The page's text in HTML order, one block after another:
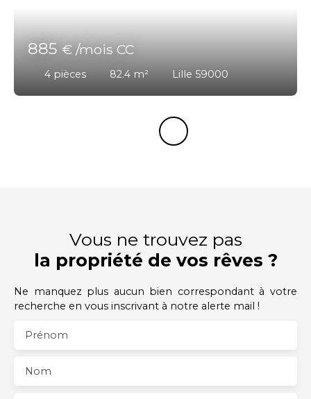
885€ /mois CC
4 pièces 82.4 m² Lille 59000
Vous ne trouvez pas
la propriété de vos rêves ?
Ne manquez plus aucun bien correspondant à votre
recherche en vous inscrivant à notre alerte mail !
Prénom
Nom